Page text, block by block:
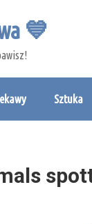
💙
Sztuka